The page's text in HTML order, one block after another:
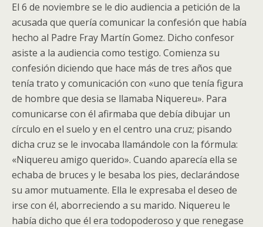
El 6 de noviembre se le dio audiencia a petición de la
acusada que quería comunicar la confesión que había
hecho al Padre Fray Martín Gomez. Dicho confesor
asiste a la audiencia como testigo. Comienza su
confesión diciendo que hace más de tres años que
tenía trato y comunicación con «uno que tenía figura
de hombre que desia se llamaba Niquereu». Para
comunicarse con él afirmaba que debía dibujar un
círculo en el suelo y en el centro una cruz; pisando
dicha cruz se le invocaba llamándole con la fórmula:
«Niquereu amigo querido». Cuando aparecía ella se
echaba de bruces y le besaba los pies, declarándose
su amor mutuamente. Ella le expresaba el deseo de
irse con él, aborreciendo a su marido. Niquereu le
había dicho que él era todopoderoso y que renegase